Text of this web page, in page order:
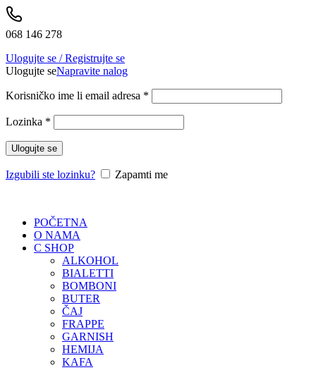
068 146 278
Ulogujte se / Registrujte se
Ulogujte seNapravite nalog
Korisničko ime li email adresa *
Lozinka *
Ulogujte se
Izgubili ste lozinku? Zapamti me
POČETNA
O NAMA
C SHOP
ALKOHOL
BIALETTI
BOMBONI
BUTER
ČAJ
FRAPPE
GARNISH
HEMIJA
KAFA